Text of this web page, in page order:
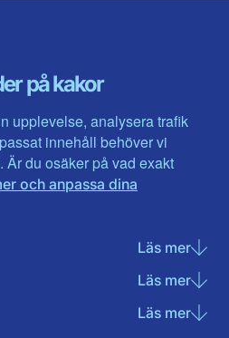
på kakor
upplevelse, analysera trafik
innehåll behöver vi
du osäker på vad exakt
och anpassa dina
Läs merom
Läs merom
Läs merom
Värmlands län
Västerbotten
Västra Götaland
Västernorrland
Västmanland
Örebro län
Östergötland
medier